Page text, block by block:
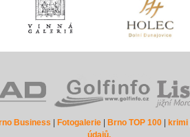
Business Fotogalerie| Brno TOP 100| krimi|
údajů.